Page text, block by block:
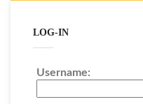
LOG-IN
Username: